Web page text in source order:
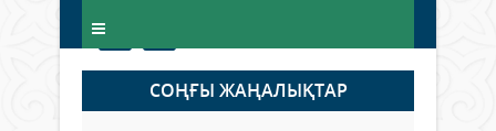
СОҢҒЫ ЖАҢАЛЫҚТАР